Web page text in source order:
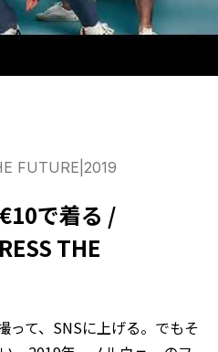
FUTURE 2019
で着る /
THE
って、SNSに上げる。でもそ